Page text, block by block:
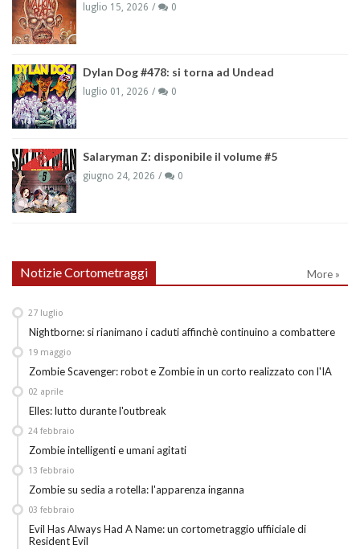
luglio 15, 2026 0
Dylan Dog #478: si torna ad Undead
luglio 01, 2026 0
Salaryman Z: disponibile il volume #5
giugno 24, 2026 0
Notizie Cortometraggi More »
Nightborne: si rianimano i caduti affinchè continuino a combattere
27 luglio
Zombie Scavenger: robot e Zombie in un corto realizzato con l'IA
19 maggio
Elles: lutto durante l'outbreak
02 aprile
Zombie intelligenti e umani agitati
24 febbraio
Zombie su sedia a rotella: l'apparenza inganna
13 febbraio
Evil Has Always Had A Name: un cortometraggio uffiiciale di
Resident Evil
03 febbraio